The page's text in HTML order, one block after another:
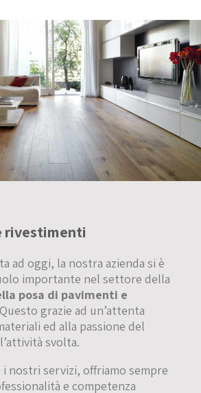
rivestimenti
ad oggi, la nostra azienda si è
importante nel settore della
posa di pavimenti e
grazie ad un’attenta
ed alla passione del
svolta.
nostri servizi, offriamo sempre
e competenza